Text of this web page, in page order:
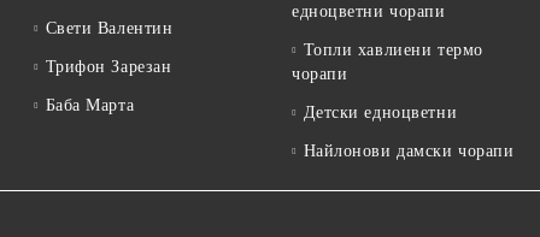
Свети Валентин
Трифон Зарезан
Баба Марта
едноцветни чорапи
Топли хавлиени термо
чорапи
Детски едноцветни
Найлонови дамски чорапи